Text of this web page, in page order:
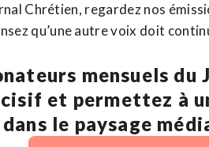
Chrétien, regardez nos
qu’une autre voix doit
mensuels du
et permettez à
le paysage